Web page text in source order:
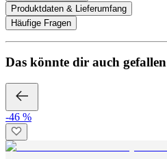
Produktdaten & Lieferumfang
Häufige Fragen
Das könnte dir auch gefallen
-46 %